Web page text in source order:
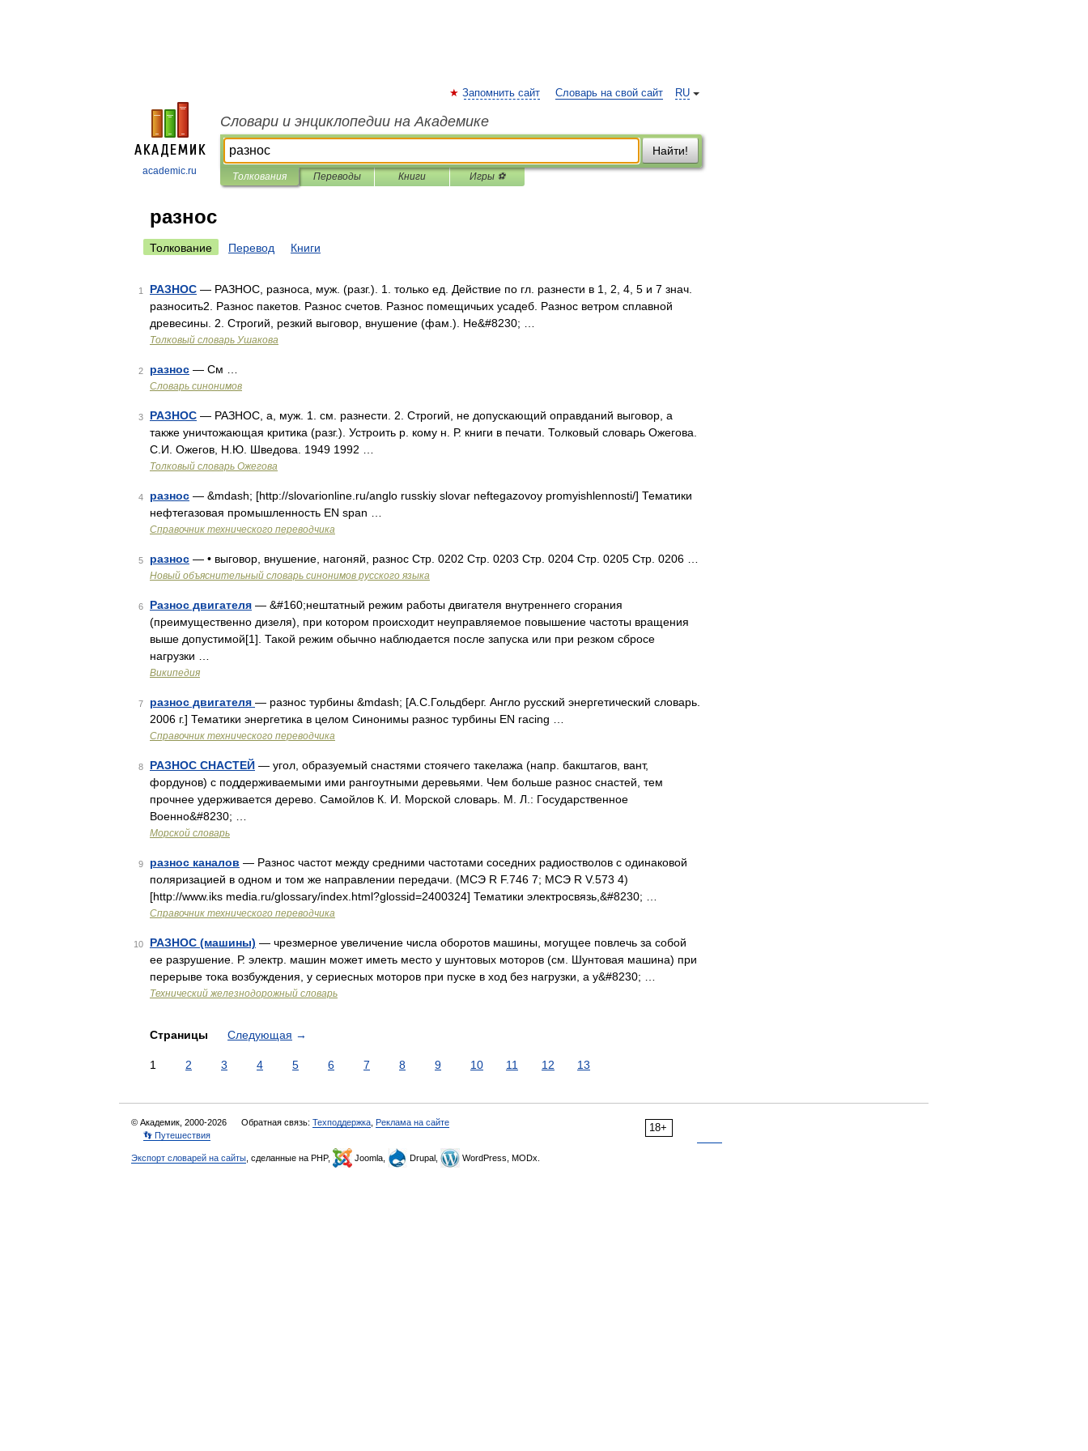
academic.ru
RU
Запомнить сайт Словарь на свой сайт
Словари и энциклопедии на Академике
Найти!
Толкования Переводы Книги Игры ⚽
разнос
Толкование Перевод Книги
1 РАЗНОС — РАЗНОС, разноса, муж. (разг.). 1. только ед. Действие по гл. разнести в 1, 2, 4, 5 и 7 знач.
разносить2. Разнос пакетов. Разнос счетов. Разнос помещичьих усадеб. Разнос ветром сплавной
древесины. 2. Строгий, резкий выговор, внушение (фам.). Не&#8230; …
Толковый словарь Ушакова
2 разнос — См …
Словарь синонимов
3 РАЗНОС — РАЗНОС, а, муж. 1. см. разнести. 2. Строгий, не допускающий оправданий выговор, а
также уничтожающая критика (разг.). Устроить р. кому н. Р. книги в печати. Толковый словарь Ожегова.
С.И. Ожегов, Н.Ю. Шведова. 1949 1992 …
Толковый словарь Ожегова
4 разнос — &mdash; [http://slovarionline.ru/anglo russkiy slovar neftegazovoy promyishlennosti/] Тематики
нефтегазовая промышленность EN span …
Справочник технического переводчика
5 разнос — • выговор, внушение, нагоняй, разнос Стр. 0202 Стр. 0203 Стр. 0204 Стр. 0205 Стр. 0206 …
Новый объяснительный словарь синонимов русского языка
6 Разнос двигателя — &#160;нештатный режим работы двигателя внутреннего сгорания
(преимущественно дизеля), при котором происходит неуправляемое повышение частоты вращения
выше допустимой[1]. Такой режим обычно наблюдается после запуска или при резком сбросе
нагрузки …
Википедия
7 разнос двигателя — разнос турбины &mdash; [А.С.Гольдберг. Англо русский энергетический словарь.
2006 г.] Тематики энергетика в целом Синонимы разнос турбины EN racing …
Справочник технического переводчика
8 РАЗНОС СНАСТЕЙ — угол, образуемый снастями стоячего такелажа (напр. бакштагов, вант,
фордунов) с поддерживаемыми ими рангоутными деревьями. Чем больше разнос снастей, тем
прочнее удерживается дерево. Самойлов К. И. Морской словарь. М. Л.: Государственное
Военно&#8230; …
Морской словарь
9 разнос каналов — Разнос частот между средними частотами соседних радиостволов с одинаковой
поляризацией в одном и том же направлении передачи. (МСЭ R F.746 7; МСЭ R V.573 4)
[http://www.iks media.ru/glossary/index.html?glossid=2400324] Тематики электросвязь,&#8230; …
Справочник технического переводчика
10 РАЗНОС (машины) — чрезмерное увеличение числа оборотов машины, могущее повлечь за собой
ее разрушение. Р. электр. машин может иметь место у шунтовых моторов (см. Шунтовая машина) при
перерыве тока возбуждения, у сериесных моторов при пуске в ход без нагрузки, а у&#8230; …
Технический железнодорожный словарь
Страницы Следующая →
1 2 3 4 5 6 7 8 9 10 11 12 13
18+
© Академик, 2000-2026 Обратная связь: Техподдержка Реклама на сайте
👣 Путешествия
Экспорт словарей на сайты , сделанные на PHP, Joomla, Drupal, WordPress, MODx.